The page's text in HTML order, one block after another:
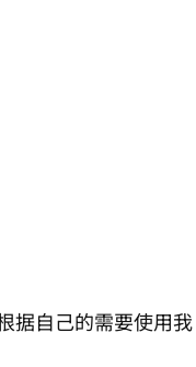
据自己的需要使用我